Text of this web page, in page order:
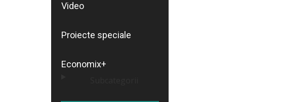
Video
Proiecte speciale
Economix+